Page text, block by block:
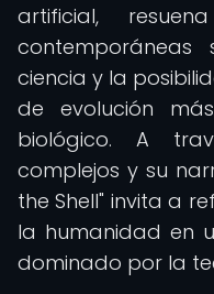
artificial,
ciencia y la
de evolución
biológico. A
complejos y su
the Shell" invita a
la humanidad en
dominado por la